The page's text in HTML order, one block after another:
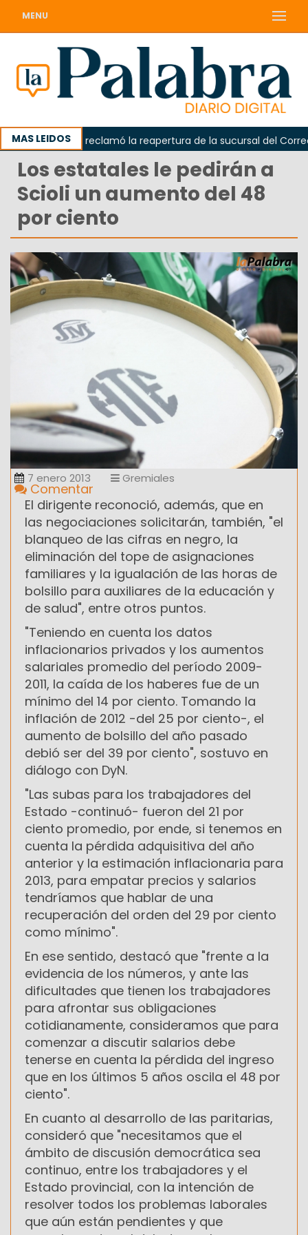
MENU
MAS LEIDOS
Odarda reclamó la reapertura de la sucursal del Correo
Los estatales le pedirán a
Scioli un aumento del 48
por ciento
7 enero 2013 Gremiales
Comentar
El dirigente reconoció, además, que en
las negociaciones solicitarán, también, "el
blanqueo de las cifras en negro, la
eliminación del tope de asignaciones
familiares y la igualación de las horas de
bolsillo para auxiliares de la educación y
de salud", entre otros puntos.
"Teniendo en cuenta los datos
inflacionarios privados y los aumentos
salariales promedio del período 2009-
2011, la caída de los haberes fue de un
mínimo del 14 por ciento. Tomando la
inflación de 2012 -del 25 por ciento-, el
aumento de bolsillo del año pasado
debió ser del 39 por ciento", sostuvo en
diálogo con DyN.
"Las subas para los trabajadores del
Estado -continuó- fueron del 21 por
ciento promedio, por ende, si tenemos en
cuenta la pérdida adquisitiva del año
anterior y la estimación inflacionaria para
2013, para empatar precios y salarios
tendríamos que hablar de una
recuperación del orden del 29 por ciento
como mínimo".
En ese sentido, destacó que "frente a la
evidencia de los números, y ante las
dificultades que tienen los trabajadores
para afrontar sus obligaciones
cotidianamente, consideramos que para
comenzar a discutir salarios debe
tenerse en cuenta la pérdida del ingreso
que en los últimos 5 años oscila el 48 por
ciento".
En cuanto al desarrollo de las paritarias,
consideró que "necesitamos que el
ámbito de discusión democrática sea
continuo, entre los trabajadores y el
Estado provincial, con la intención de
resolver todos los problemas laborales
que aún están pendientes y que